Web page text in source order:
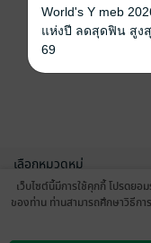
เลือกหมวดหมู่
บริการช่วยเหลือ
เว็บไซต์นี้มีการใช้คุกกี้ โปรดย
ของท่าน ท่านสามารถศึกษาวิธีก
World's Y meb
แห่งปี ลดสุดฟิน สูง
69